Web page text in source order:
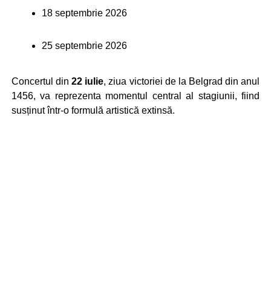
18 septembrie 2026
25 septembrie 2026
Concertul din 22 iulie, ziua victoriei de la Belgrad din anul
1456, va reprezenta momentul central al stagiunii, fiind
susținut într-o formulă artistică extinsă.